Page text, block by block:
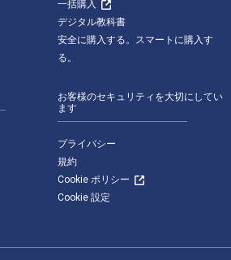
一括購入
デジタル教科書
安全に購入する。スマートに購入す
る。
お客様のセキュリティを大切にしてい
ます
プライバシー
規約
Cookie ポリシー
Cookie 設定